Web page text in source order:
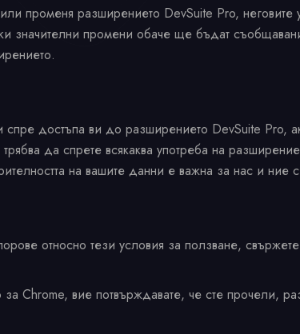
променя разширението DevSuite Pro, неговите
значителни промени обаче ще бъдат
достъпа ви до разширението DevSuite Pro,
да спрете всякаква употреба на
на вашите данни е важна за нас и ние
относно тези условия за ползване,
Chrome, вие потвърждавате, че сте прочели,